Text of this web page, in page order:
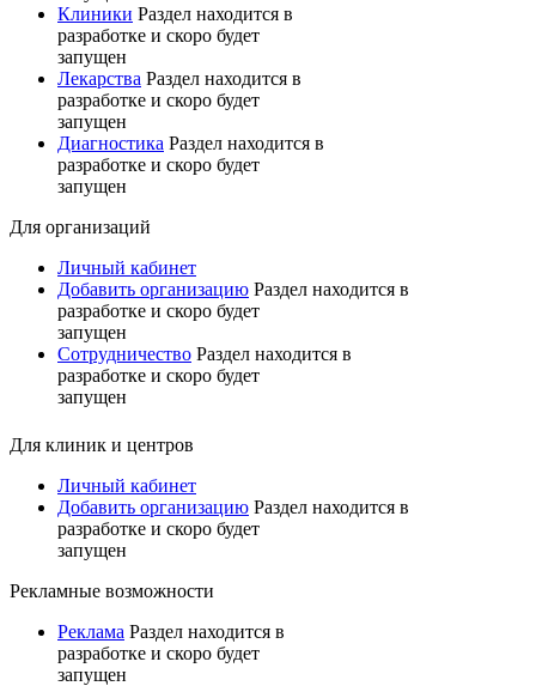
Клиники Раздел находится в
разработке и скоро будет
запущен
Лекарства Раздел находится в
разработке и скоро будет
запущен
Диагностика Раздел находится в
разработке и скоро будет
запущен
Для организаций
Личный кабинет
Добавить организацию Раздел находится в
разработке и скоро будет
запущен
Сотрудничество Раздел находится в
разработке и скоро будет
запущен
Для клиник и центров
Личный кабинет
Добавить организацию Раздел находится в
разработке и скоро будет
запущен
Рекламные возможности
Реклама Раздел находится в
разработке и скоро будет
запущен